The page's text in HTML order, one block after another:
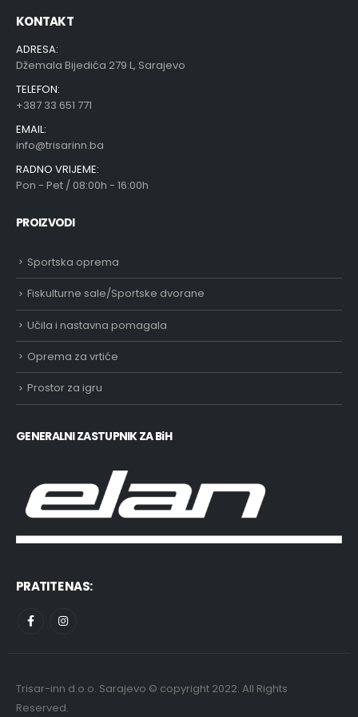
KONTAKT
ADRESA:
Džemala Bijedića 279 L, Sarajevo
TELEFON:
+387 33 651 771
EMAIL:
info@trisarinn.ba
RADNO VRIJEME:
Pon - Pet / 08:00h - 16:00h
PROIZVODI
Sportska oprema
Fiskulturne sale/Sportske dvorane
Učila i nastavna pomagala
Oprema za vrtiće
Prostor za igru
GENERALNI ZASTUPNIK ZA BiH
PRATITE NAS:
Trisar-inn d.o.o. Sarajevo © copyright 2022. All Rights
Reserved.